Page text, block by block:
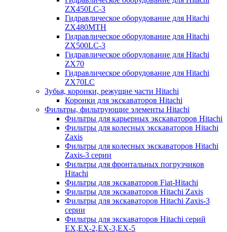
ZX450LC-3
Гидравлическое оборудование для Hitachi
ZX480MTH
Гидравлическое оборудование для Hitachi
ZX500LC-3
Гидравлическое оборудование для Hitachi
ZX70
Гидравлическое оборудование для Hitachi
ZX70LC
Зубья, коронки, режущие части Hitachi
Коронки для экскаваторов Hitachi
Фильтры, фильтрующие элементы Hitachi
Фильтры для карьерных экскаваторов Hitachi
Фильтры для колесных экскаваторов Hitachi
Zaxis
Фильтры для колесных экскаваторов Hitachi
Zaxis-3 серии
Фильтры для фронтальных погрузчиков
Hitachi
Фильтры для экскаваторов Fiat-Hitachi
Фильтры для экскаваторов Hitachi Zaxis
Фильтры для экскаваторов Hitachi Zaxis-3
серии
Фильтры для экскаваторов Hitachi серий
EX,EX-2,EX-3,EX-5